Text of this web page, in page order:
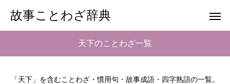
故事ことわざ辞典
天下のことわざ一覧
「天下」を含むことわざ・慣用句・故事成語・四字熟語の一覧。